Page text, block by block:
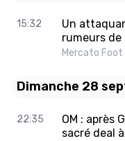
15:32
Un
rumeurs
Mercato Foot
Dimanche 28
22:35
OM : après
sacré deal